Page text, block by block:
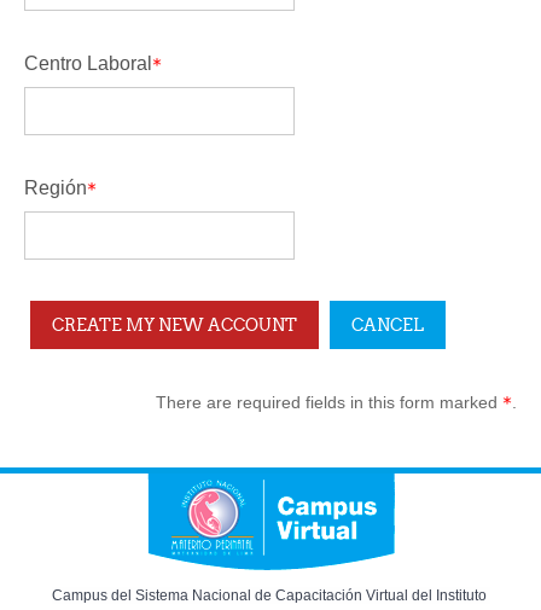
Centro Laboral
Región
There are required fields in this form marked
Campus del Sistema Nacional de Capacitación Virtual del Instituto